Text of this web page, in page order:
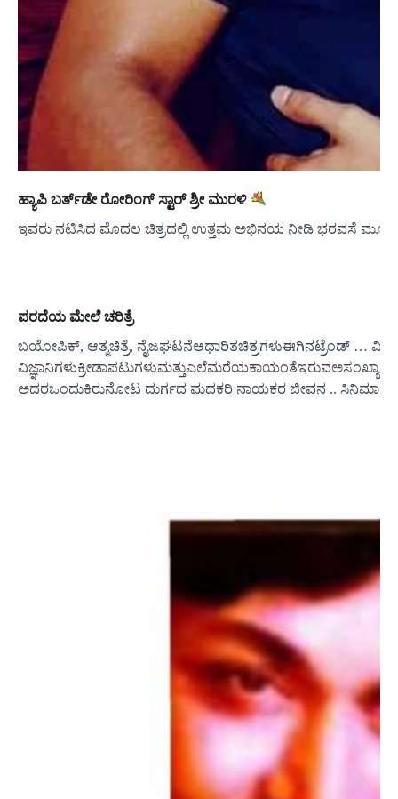
ಹ್ಯಾಪಿ ಬರ್ತ್‌ಡೇ ರೋರಿಂಗ್ ಸ್ಟಾರ್ ಶ್ರೀ ಮುರಳಿ
ಇವರು ನಟಿಸಿದ ಮೊದಲ ಚಿತ್ರದಲ್ಲಿ ಉತ್ತಮ ಅಭಿನಯ ನೀಡಿ ಭರವಸೆ
ಪರದೆಯ ಮೇಲೆ ಚರಿತ್ರೆ
ಬಯೋಪಿಕ್, ಆತ್ಮಚಿತ್ರೆ, ನೈಜಘಟನೆಆಧಾರಿತಚಿತ್ರಗಳುಈಗಿನಟ್ರೆಂಡ್ …
ಅದರಒಂದುಕಿರುನೋಟ ದುರ್ಗದ ಮದಕರಿ ನಾಯಕರ ಜೀವನ .. ಸಿನಿಮಾ